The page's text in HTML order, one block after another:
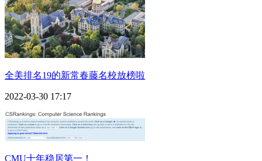
全美排名19的新常春藤名校放榜啦
2022-03-30 17:17
CMU十年稳居第一！